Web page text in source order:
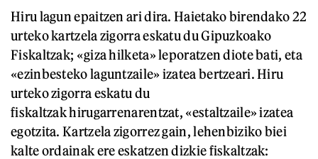
Hiru lagun epaitzen ari dira. Haietako birendako 22
urteko kartzela zigorra eskatu du Gipuzkoako
Fiskaltzak; «giza hilketa» leporatzen diote bati, eta
«ezinbesteko laguntzaile» izatea bertzeari. Hiru
urteko zigorra eskatu du
fiskaltzak hirugarrenarentzat, «estaltzaile» izatea
egotzita. Kartzela zigorrez gain, lehenbiziko biei
kalte ordainak ere eskatzen dizkie fiskaltzak: